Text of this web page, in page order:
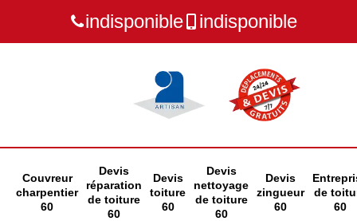
indisponible indisponible
Couvreur
charpentier
60
Devis
réparation
de toiture
60
Devis
toiture
60
Devis
nettoyage
de toiture
60
Devis
zingueur
60
de
60